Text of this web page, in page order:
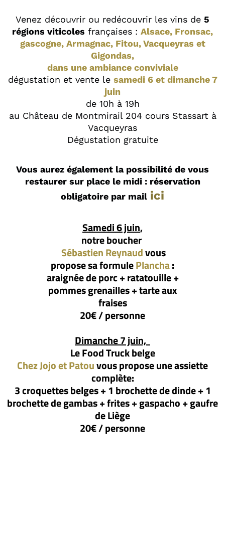
Venez découvrir ou redécouvrir les vins de 5
régions viticoles françaises : Alsace, Fronsac,
gascogne, Armagnac, Fitou, Vacqueyras et
Gigondas,
dans une ambiance conviviale
dégustation et vente le samedi 6 et dimanche 7
juin
de 10h à 19h
au Château de Montmirail 204 cours Stassart à
Vacqueyras
Dégustation gratuite
Vous aurez également la possibilité de vous
restaurer sur place le midi : réservation
obligatoire par mail ici
Samedi 6 juin,
notre boucher
Sébastien Reynaudvous
propose sa formulePlancha:
araignée de porc + ratatouille +
pommes grenailles + tarte aux
fraises
20€ / personne
Dimanche 7 juin,
Le Food Truck belge
Chez Jojo et Patouvous propose une assiette
complète:
3 croquettes belges + 1 brochette de dinde + 1
brochette de gambas + frites + gaspacho + gaufre
de Liège
20€ / personne